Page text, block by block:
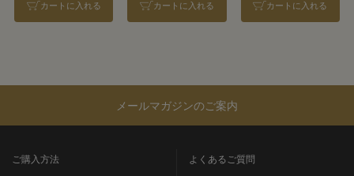
カートに入れる カートに入れる カートに入れる
メールマガジンのご案内
ご購入方法
よくあるご質問